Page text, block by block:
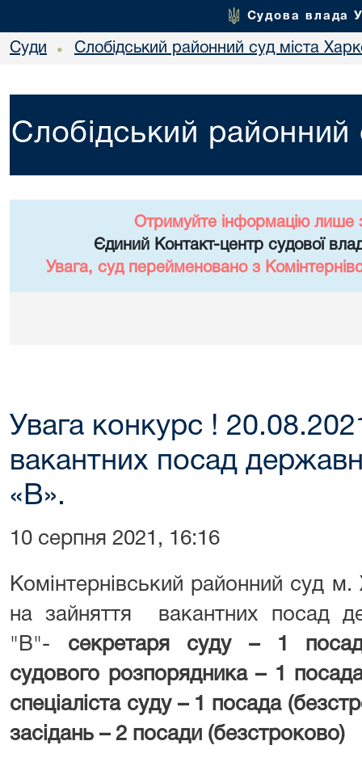
Судова влада
Суди • Слобідський районний суд міста
Слобідський районний
Отримуйте інформацію лише
Єдиний Контакт-центр судової
Увага, суд перейменовано з
Увага конкурс !
вакантних посад
«В».
10 серпня 2021, 16:16
Комінтернівський районний суд
на зайняття вакантних посад
"В"- секретаря суду – 1
судового розпорядника – 1
спеціаліста суду – 1 посада
засідань – 2 посади (безстроково)